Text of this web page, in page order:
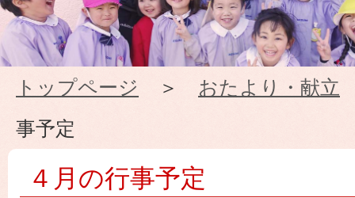
め
ぐ
み
幼
トップページ ＞ おたより・献立
事予定
４月の行事予定